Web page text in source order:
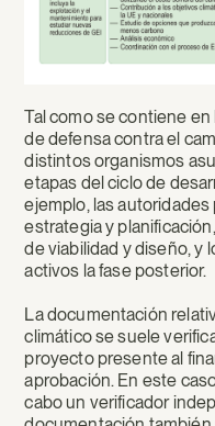
Tal como se contiene
de defensa contra el
distintos organismos
etapas del ciclo de
ejemplo, las
estrategia y
de viabilidad y diseño, y
activos la fase posterior.
La documentación
climático se suele
proyecto presente al
aprobación. En este
cabo un verificador